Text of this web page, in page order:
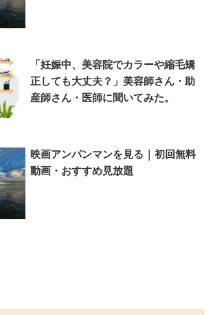
「妊娠中、美容院でカラーや縮毛矯
正しても大丈夫？」美容師さん・助
産師さん・医師に聞いてみた。
映画アンパンマンを見る | 初回無料
動画・おすすめ見放題